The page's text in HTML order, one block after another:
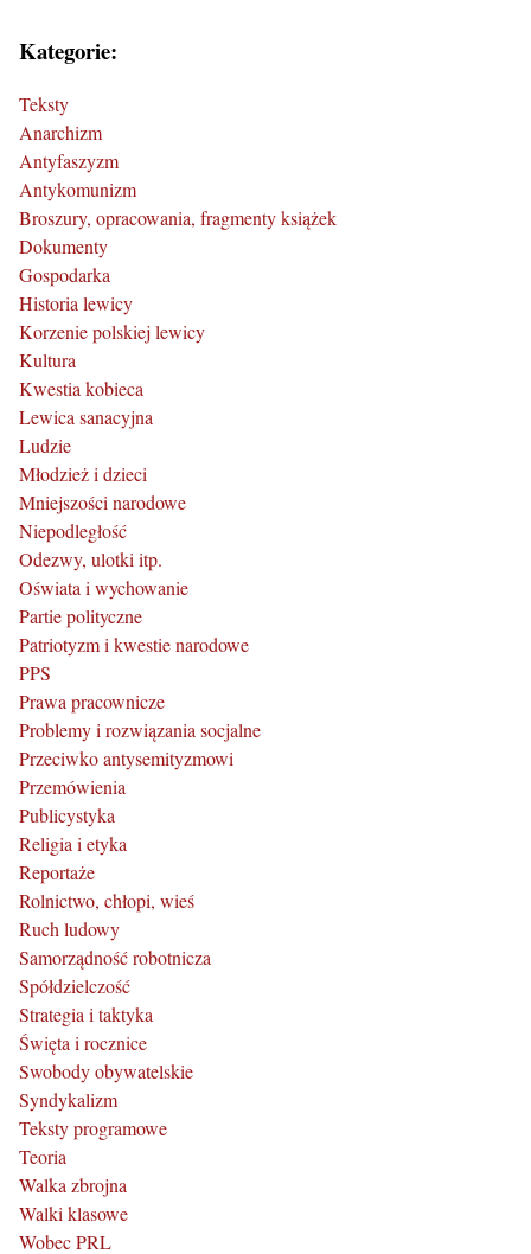
Kategorie:
Teksty
Anarchizm
Antyfaszyzm
Antykomunizm
Broszury, opracowania, fragmenty książek
Dokumenty
Gospodarka
Historia lewicy
Korzenie polskiej lewicy
Kultura
Kwestia kobieca
Lewica sanacyjna
Ludzie
Młodzież i dzieci
Mniejszości narodowe
Niepodległość
Odezwy, ulotki itp.
Oświata i wychowanie
Partie polityczne
Patriotyzm i kwestie narodowe
PPS
Prawa pracownicze
Problemy i rozwiązania socjalne
Przeciwko antysemityzmowi
Przemówienia
Publicystyka
Religia i etyka
Reportaże
Rolnictwo, chłopi, wieś
Ruch ludowy
Samorządność robotnicza
Spółdzielczość
Strategia i taktyka
Święta i rocznice
Swobody obywatelskie
Syndykalizm
Teksty programowe
Teoria
Walka zbrojna
Walki klasowe
Wobec PRL